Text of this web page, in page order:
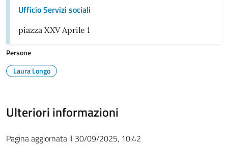
Ufficio Servizi sociali
piazza XXV Aprile 1
Persone
Laura Longo
Ulteriori informazioni
Pagina aggiornata il 30/09/2025, 10:42